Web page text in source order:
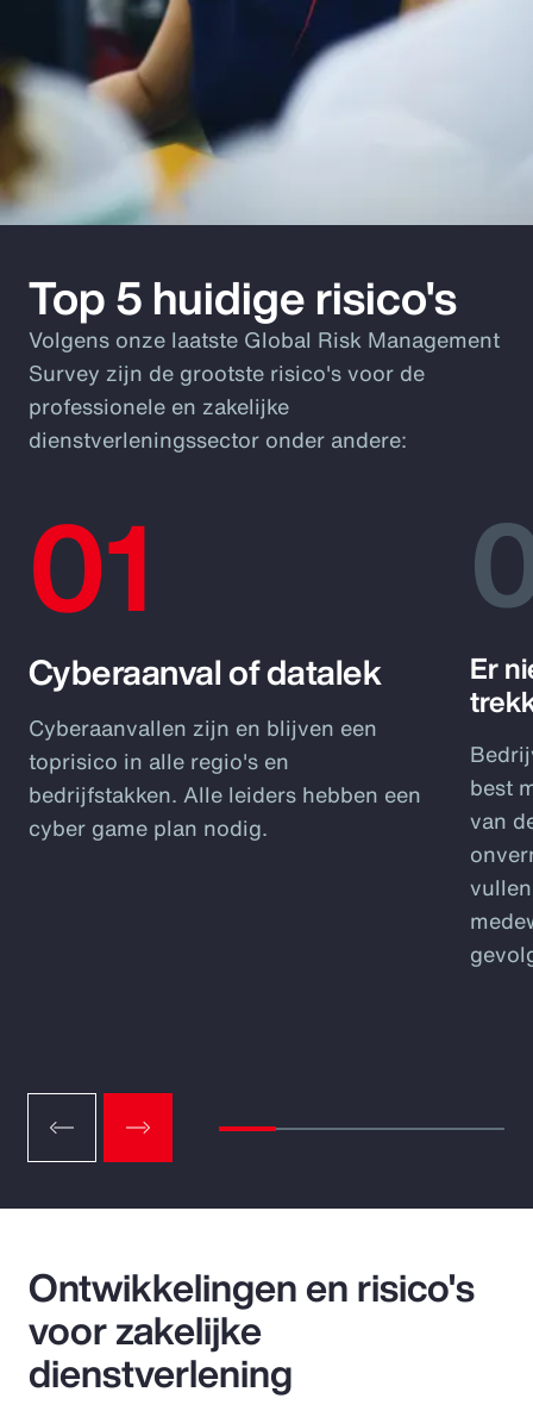
Top 5 huidige risico's
Volgens onze laatste Global Risk Management
Survey zijn de grootste risico's voor de
professionele en zakelijke
dienstverleningssector onder andere:
01
Cyberaanval of datalek
Cyberaanvallen zijn en blijven een
toprisico in alle regio's en
bedrijfstakken. Alle leiders hebben een
cyber game plan nodig.
Er
best
van
Ontwikkelingen en risico's
voor zakelijke
dienstverlening